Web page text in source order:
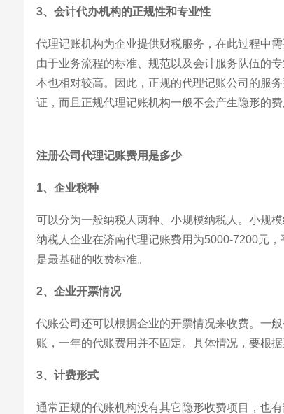
3、会计代办机构的正规性和专业性
代理记账机构为企业提供财税服务，在此过程中
由于业务流程的标准、规范以及会计服务队伍的
本也相对较高。因此，正规的代理记账公司的服
证，而且正规代理记账机构一般不会产生隐形的费
注册公司代理记账费用是多少
1、企业税种
可以分为一般纳税人两种、小规模纳税人。小规
纳税人企业在济南代理记账费用为5000-7200元
是最基础的收费标准。
2、企业开票情况
代账公司还可以根据企业的开票情况来收费。一
账，一年的代账费用并不固定。具体情况，要根据
3、计费形式
通常正规的代账机构没有其它隐形收费项目，也